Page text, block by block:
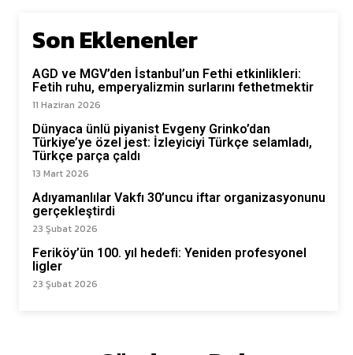
Son Eklenenler
AGD ve MGV’den İstanbul’un Fethi etkinlikleri:
Fetih ruhu, emperyalizmin surlarını fethetmektir
11 Haziran 2026
Dünyaca ünlü piyanist Evgeny Grinko’dan
Türkiye’ye özel jest: İzleyiciyi Türkçe selamladı,
Türkçe parça çaldı
13 Mart 2026
Adıyamanlılar Vakfı 30’uncu iftar organizasyonunu
gerçekleştirdi
23 Şubat 2026
Feriköy’ün 100. yıl hedefi: Yeniden profesyonel
ligler
23 Şubat 2026